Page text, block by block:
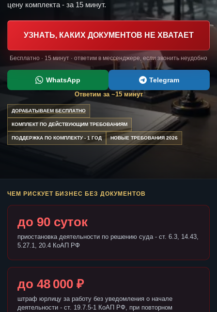
цену комплекта - за 15 минут.
УЗНАТЬ, КАКИХ ДОКУМЕНТОВ НЕ ХВАТАЕТ
Бесплатно · 15 минут · ответим в мессенджере, если звонить неудобно
WhatsApp Telegram
Ответим за ~15 минут
ДОРАБАТЫВАЕМ БЕСПЛАТНО
КОМПЛЕКТ ПО ДЕЙСТВУЮЩИМ ТРЕБОВАНИЯМ
ПОДДЕРЖКА ПО КОМПЛЕКТУ - 1 ГОД НОВЫЕ ТРЕБОВАНИЯ 2026
ЧЕМ РИСКУЕТ БИЗНЕС БЕЗ ДОКУМЕНТОВ
до 90 суток
приостановка деятельности по решению суда - ст. 6.3, 14.43,
5.27.1, 20.4 КоАП РФ
до 48 000 ₽
штраф юрлицу за работу без уведомления о начале
деятельности - ст. 19.7.5-1 КоАП РФ, при повторном